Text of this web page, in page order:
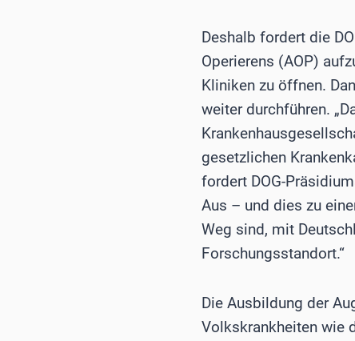
Deshalb fordert die
Operierens (AOP)
Kliniken zu öffnen.
weiter durchführen.
gesetzlichen
fordert DOG-
Aus – und dies zu
Weg sind, mit
Forschungsstandort.“
Die Ausbildung der
Volkskrankheiten wie